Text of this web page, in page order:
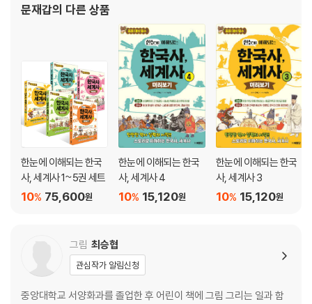
세계사2 - 일본이 주도한 만주사변과 괴뢰정권 만주국 등장
한국사1 - 대한민국 임시정부 수립과 청춘들의 항일투쟁
한국사2 - 6·10 만세운동에 이은 광주학생운동
한국사3 - 백범 김구, 그리고 대한민국 임시정부
4. 제2차 세계 대전 - 추축국과 연합국의 대결 / 일제의 만행과 광복군, 그
리고 해방
세계사1 - 또다시 타오른 전쟁의 불길 - 제2차 세계 대전
세계사2 - 미국과 일본의 대결 - 태평양 전쟁
한국사3 - 일본의 항복과 해방, 그리고 민족의 분단
5. 국제연합(UN) 창설과 중화인민공화국 출범 / 광복의 기쁨에 이은 비
극, 민족 분단
(전3권)]가 있다. 어린이를
문재갑의 다른 상품
한눈에 이해되는 한국
사, 세계사 1~5권 세트
75,600원
10%
한눈에 이해되는 한국
사, 세계사 4
15,120원
10%
한눈에 이해되는 한국
사, 세계사 3
15,120원
10%
그림 최승협
관심작가 알림신청
중앙대학교 서양화과를 졸업한 후 어린이 책에 그림 그리는 일과 함